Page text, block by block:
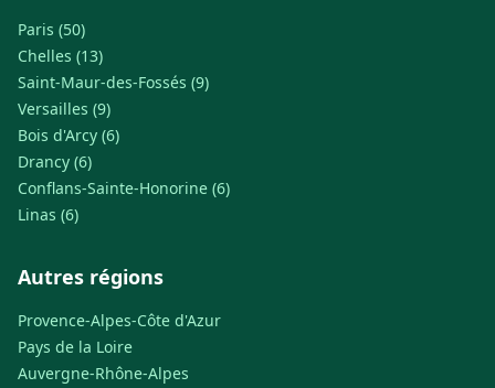
Paris (50)
Chelles (13)
Saint-Maur-des-Fossés (9)
Versailles (9)
Bois d'Arcy (6)
Drancy (6)
Conflans-Sainte-Honorine (6)
Linas (6)
Autres régions
Provence-Alpes-Côte d'Azur
Pays de la Loire
Auvergne-Rhône-Alpes